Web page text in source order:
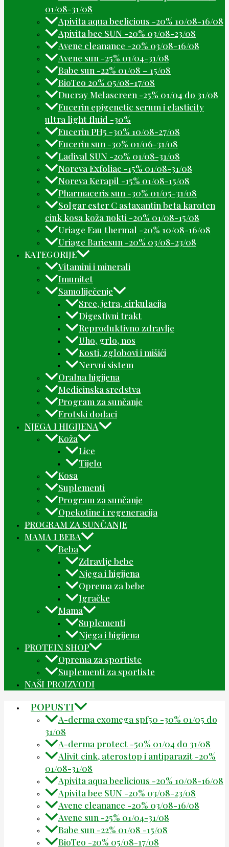
01/08-31/08
Apivita aqua beelicious -20% 10/08-16/08
Apivita bee SUN -20% 03/08-23/08
Avene cleanance -20% 03/08-16/08
Avene sun -25% 01/04-31/08
Babe sun -22% 01/08 – 15/08
BioTeo 20% 05/08-17/08
Ducray Melascreen -25% 01/04 do 31/08
Eucerin epigenetic serum i elasticity
ultra light fluid -30%
Eucerin PH5 -30% 10/08-27/08
Eucerin sun -30% 01/06-31/08
Ladival SUN -20% 01/08-31/08
Noreva Exfoliac -15% 01/08-31/08
Noreva Kerapil -15% 01/08-15/08
Pharmaceris sun -30% 01/05-31/08
Solgar ester C astaxantin beta karoten
cink kosa koža nokti -20% 01/08-15/08
Uriage Eau thermal -20% 10/08-16/08
Uriage Bariesun -20% 03/08-23/08
KATEGORIJE
Vitamini i minerali
Imunitet
Samoliječenje
Srce, jetra, cirkulacija
Digestivni trakt
Reproduktivno zdravlje
Uho, grlo, nos
Kosti, zglobovi i mišići
Nervni sistem
Oralna higijena
Medicinska sredstva
Program za sunčanje
Erotski dodaci
NJEGA I HIGIJENA
Koža
Lice
Tijelo
Kosa
Suplementi
Program za sunčanje
Opekotine i regeneracija
PROGRAM ZA SUNČANJE
MAMA I BEBA
Beba
Zdravlje bebe
Njega i higijena
Oprema za bebe
Igračke
Mama
Suplementi
Njega i higijena
PROTEIN SHOP
Oprema za sportiste
Suplementi za sportiste
NAŠI PROIZVODI
POPUSTI
A-derma exomega spf50 -30% 01/05 do
31/08
A-derma protect -50% 01/04 do 31/08
Alivit cink, aterostop i antiparazit -20%
01/08-31/08
Apivita aqua beelicious -20% 10/08-16/08
Apivita bee SUN -20% 03/08-23/08
Avene cleanance -20% 03/08-16/08
Avene sun -25% 01/04-31/08
Babe sun -22% 01/08 -15/08
BioTeo -20% 05/08-17/08